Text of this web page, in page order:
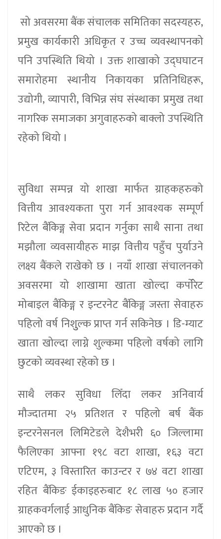
सो अवसरमा बैंक संचालक समितिका सदस्यहरु,
प्रमुख कार्यकारी अधिकृत र उच्च व्यवस्थापनको
पनि उपस्थिति थियो । उक्त शाखाको उद्घघाटन
समारोहमा स्थानीय निकायका प्रतिनिधिहरू,
उद्योगी, व्यापारी, विभिन्न संघ संस्थाका प्रमुख तथा
नागरिक समाजका अगुवाहरुको बाक्लो उपस्थिति
रहेको थियो ।
सुविधा सम्पन्न यो शाखा मार्फत ग्राहकहरुको
वित्तीय आवश्यकता पुरा गर्न आवश्यक सम्पूर्ण
रिटेल बैंकिङ्ग सेवा प्रदान गर्नुका साथै साना तथा
मझौला व्यवसायीहरु माझ वित्तीय पहुँच पुर्याउने
लक्ष्य बैंकले राखेको छ । नयाँ शाखा संचालनको
अवसरमा यो शाखामा खाता खोल्दा कर्पाेरेट
मोबाइल बैंकिङ्ग र इन्टरनेट बैंकिङ्ग जस्ता सेवाहरु
पहिलो वर्ष निशुुल्क प्राप्त गर्न सकिनेछ । डि-म्याट
खाता खोल्दा लाग्ने शुल्कमा पहिलो वर्षको लागि
छुटको व्यवस्था रहेको छ ।
साथै लकर सुविधा लिँदा लकर अनिवार्य
मौज्दातमा २५ प्रतिशत र पहिलो बर्ष बैंक
इन्टरनेसनल लिमिटेडले देशैभरी ६० जिल्लामा
फैलिएका आफ्ना १९८ वटा शाखा, १६३ वटा
एटिएम, ३ विस्तारित काउन्टर र ७४ वटा शाखा
रहित बैंकिङ ईकाइहरुबाट १८ लाख ५० हजार
ग्राहकवर्गलाई आधुनिक बैंकिङ सेवाहरु प्रदान गर्दै
आएको छ ।